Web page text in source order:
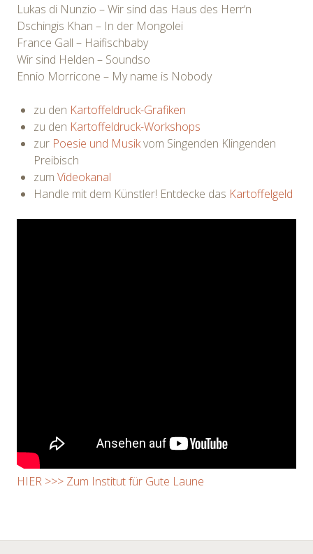
Lukas di Nunzio – Wir sind das Haus des Herr‘n
Dschingis Khan – In der Mongolei
France Gall – Haifischbaby
Wir sind Helden – Soundso
Ennio Morricone – My name is Nobody
zu den Kartoffeldruck-Grafiken
zu den Kartoffeldruck-Workshops
zur Poesie und Musikvom Singenden Klingenden
Preibisch
zum Videokanal
Handle mit dem Künstler! Entdecke das Kartoffelgeld
HIER >>> Zum Institut für Gute Laune